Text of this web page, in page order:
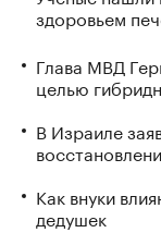
здоровьем
Глава МВД
целью
В Израиле
Как внуки
дедушек